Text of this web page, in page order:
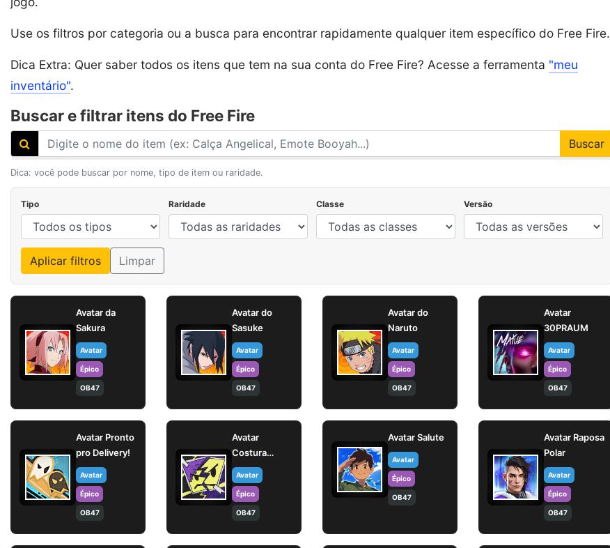
Use os filtros por categoria ou a busca para encontrar rapidamente qualquer item específico do Free Fire.
Dica Extra: Quer saber todos os itens que tem na sua conta do Free Fire? Acesse a ferramenta "meu
inventário".
Buscar e filtrar itens do Free Fire
Buscar
Dica: você pode buscar por nome, tipo de item ou raridade.
Tipo Raridade Classe Versão
Aplicar filtros Limpar
Avatar da
Sakura
Avatar
Épico
OB47
Avatar do
Sasuke
Avatar
Épico
OB47
Avatar do
Naruto
Avatar
Épico
OB47
Avatar
30PRAUM
Avatar
Épico
OB47
Avatar Pronto
pro Delivery!
Avatar
Épico
OB47
Avatar
Costura
Macabra
Avatar
Épico
OB47
Avatar Salute
Avatar
Épico
OB47
Avatar Raposa
Polar
Avatar
Épico
OB47